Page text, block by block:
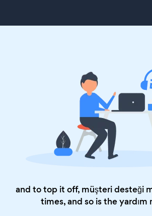
and to top it off, müşteri desteği
times, and so is theyardım